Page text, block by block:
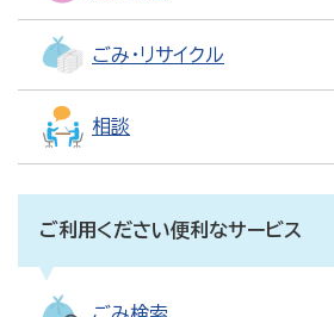
ごみ・リサイクル
相談
ご利用ください便利なサービス
ごみ検索